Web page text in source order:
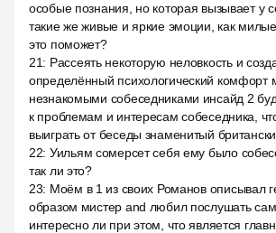
особые познания, но которая вызывает у
такие же живые и яркие эмоции, как милые
это поможет?
21: Рассеять некоторую неловкость и
определённый психологический комфорт
незнакомыми собеседниками инсайд 2
к проблемам и интересам собеседника,
выиграть от беседы знаменитый
22: Уильям сомерсет себя ему было
так ли это?
23: Моём в 1 из своих Романов описывал
образом мистер and любил послушать
интересно ли при этом, что является